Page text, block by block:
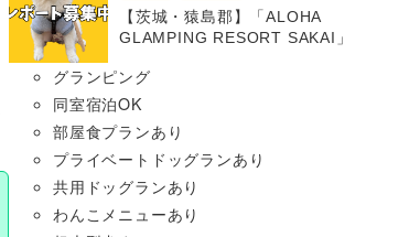
【茨城・猿島郡】「ALOHA
GLAMPING RESORT SAKAI」
グランピング
同室宿泊OK
部屋食プランあり
プライベートドッグランあり
共用ドッグランあり
わんこメニューあり